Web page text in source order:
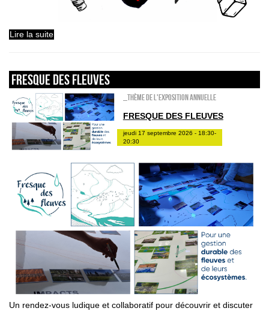
Lire la suite
FRESQUE DES FLEUVES
_Thème de l'exposition annuelle
FRESQUE DES FLEUVES
jeudi 17 septembre 2026 - 18:30-
20:30
Un rendez-vous ludique et collaboratif pour découvrir et discuter